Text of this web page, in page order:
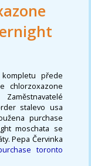
přede
chlorzoxazone
stalevo usa
purchase
moschata se
Pepa Červinka
toronto